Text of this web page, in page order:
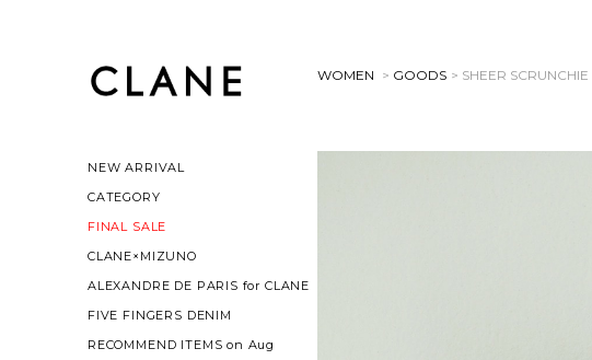
NEW ARRIVAL
CATEGORY
FINAL SALE
CLANE×MIZUNO
ALEXANDRE DE PARIS for CLANE
FIVE FINGERS DENIM
RECOMMEND ITEMS on Aug
WOMEN > GOODS > SHEER SCRUNCHIE